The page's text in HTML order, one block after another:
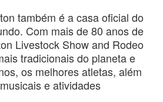
também é a casa oficial do
Com mais de 80 anos de
Livestock Show and Rodeo
tradicionais do planeta e
os melhores atletas, além
e atividades